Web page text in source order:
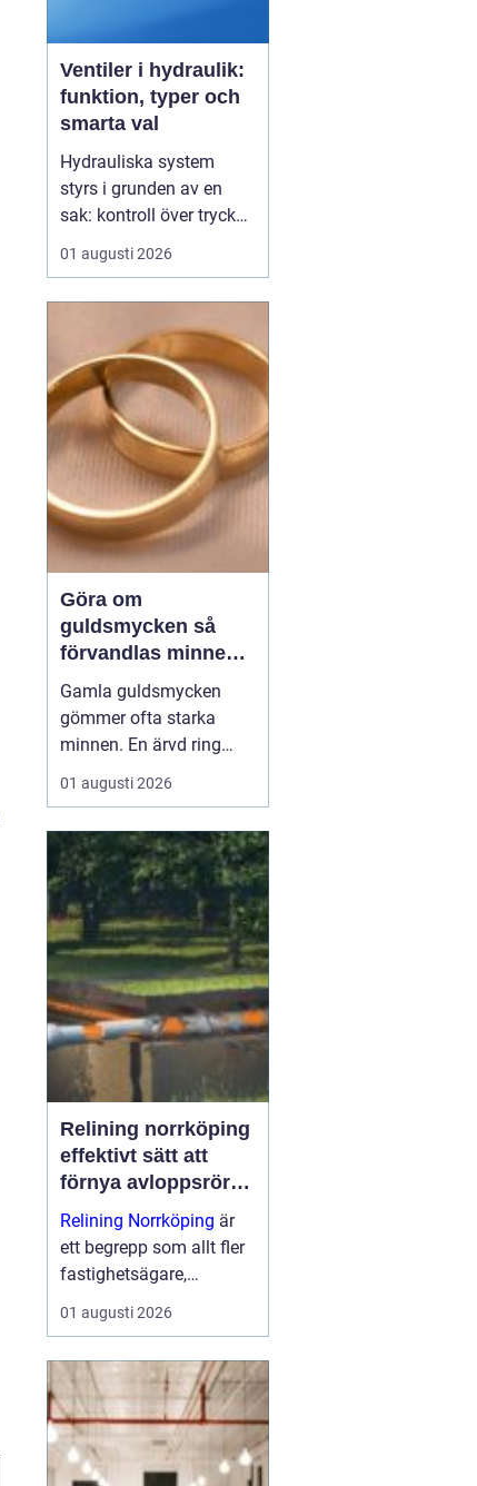
Ventiler i hydraulik:
funktion, typer och
smarta val
Hydrauliska system
styrs i grunden av en
sak: kontroll över tryck
och flöde. I centrum står
Ventiler
håll och med vilket tryck.
Utan rätt ventiler blir
även den m...
01 augusti 2026
Göra om
guldsmycken så
förvandlas minnen
till nya favoriter
Gamla guldsmycken
gömmer ofta starka
minnen. En ärvd ring
som inte passar, ett
armband som gått
som inte längre
används. I stället för att
låta smyckena ligga
längst bak i
smyckeskrinet kan en
guldsmed förvandla
dem till nå...
01 augusti 2026
Relining norrköping
effektivt sätt att
förnya avloppsrör
utan stambyte
Relining Norrköping är
ett begrepp som allt fler
fastighetsägare,
bostadsrättsföreningar
och villaägare i området
för. Metoden gör det
möjligt att förlänga
livslängden på gam...
01 augusti 2026